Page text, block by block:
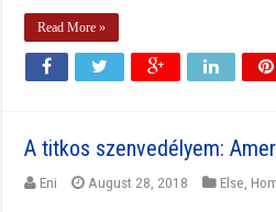
Read More »
A titkos szenvedélyem:
Eni August 28, 2018 Else